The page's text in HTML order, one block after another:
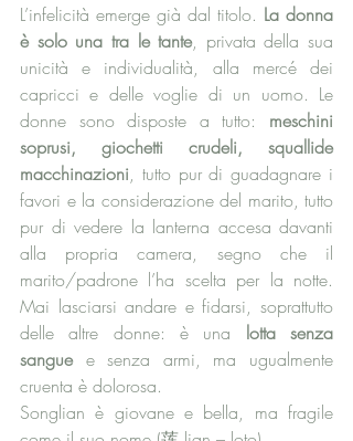
L’infelicità emerge già dal titolo. La donna
è solo una tra le tante, privata della sua
unicità e individualità, alla mercé dei
capricci e delle voglie di un uomo. Le
donne sono disposte a tutto: meschini
soprusi, giochetti crudeli, squallide
macchinazioni, tutto pur di guadagnare i
favori e la considerazione del marito, tutto
pur di vedere la lanterna accesa davanti
alla propria camera, segno che il
marito/padrone l’ha scelta per la notte.
Mai lasciarsi andare e fidarsi, soprattutto
delle altre donne: è una lotta senza
sangue e senza armi, ma ugualmente
cruenta è dolorosa.
Songlian è giovane e bella, ma fragile